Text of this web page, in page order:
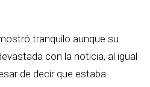
tranquilo aunque su
con la noticia, al igual
de decir que estaba